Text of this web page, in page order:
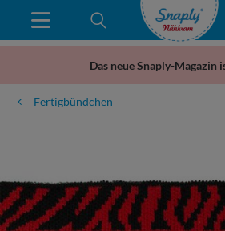
Das neue Snaply-Magazin
Fertigbündchen